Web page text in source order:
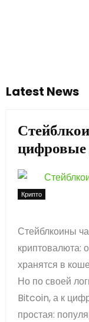
Latest News
Крипто
Стейблкоины
криптовалюта:
хранятся в
Но по своей
Bitcoin, а к
простая: